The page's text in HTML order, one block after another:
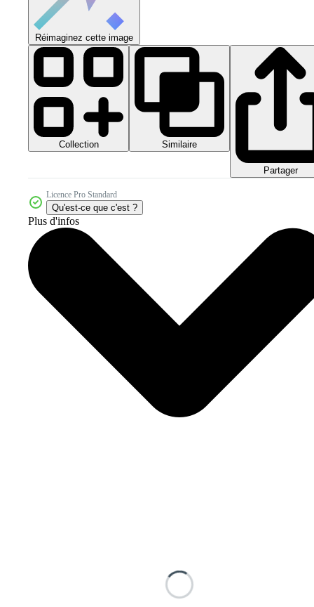
Réimaginez cette image
Collection Similaire
Partager
Licence Pro Standard
Qu'est-ce que c'est ?
Plus d'infos